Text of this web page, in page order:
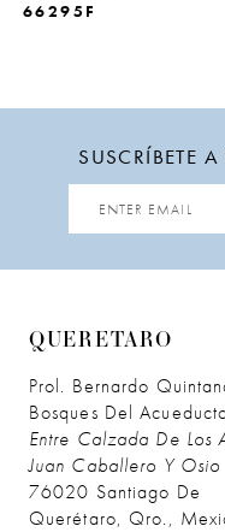
66295F
SUSCRÍBETE
QUERETARO
Prol. Bernardo
Bosques Del
Entre Calzada De Los
Juan Caballero Y Osio
76020 Santiago De
Querétaro, Qro.,